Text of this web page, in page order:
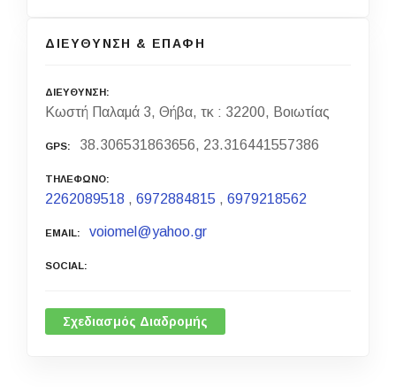
ΔΙΕΥΘΥΝΣΗ & ΕΠΑΦΗ
ΔΙΕΥΘΥΝΣΗ
Κωστή Παλαμά 3, Θήβα, τκ : 32200, Βοιωτίας
GPS 38.306531863656, 23.316441557386
ΤΗΛΕΦΩΝΟ
2262089518 ,6972884815 ,6979218562
EMAIL voiomel@yahoo.gr
SOCIAL
Σχεδιασμός Διαδρομής